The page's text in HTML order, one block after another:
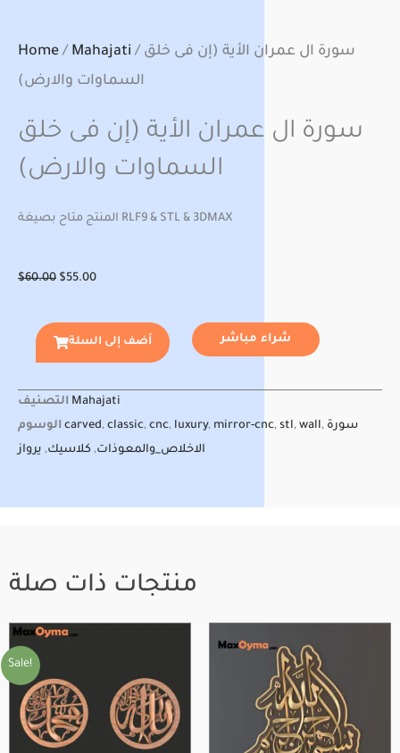
Home / Mahajati / سورة ال عمران الأية (إن فى خلق
السماوات والارض)
سورة ال عمران الأية (إن فى خلق
السماوات والارض)
المنتج متاح بصيغة RLF9 & STL & 3DMAX
$60.00 Original
was:
$60.00.
$55.00Current
is:
$55.00.
أضف إلى السلة شراء مباشر
التصنيف Mahajati
الوسوم carved, classic, cnc, luxury, mirror-cnc, stl, wall, سورة
الاخلاص_والمعوذات, كلاسيك, يرواز
منتجات ذات صلة
Sale!
Original